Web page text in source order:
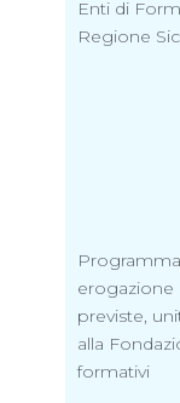
Enti di
Regione
erogazione
previste,
alla
formativi